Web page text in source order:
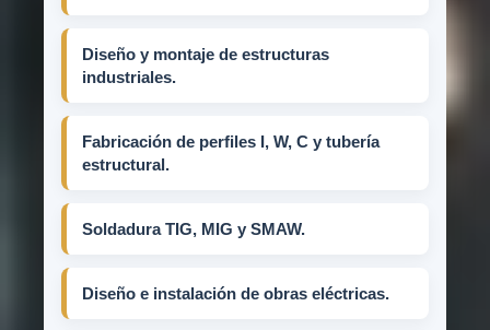
Diseño y montaje de estructuras
industriales.
Fabricación de perfiles I, W, C y tubería
estructural.
Soldadura TIG, MIG y SMAW.
Diseño e instalación de obras eléctricas.